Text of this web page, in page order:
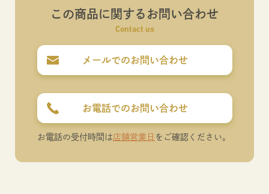
この商品に関するお問い合わせ
Contact us
メールでのお問い合わせ
お電話でのお問い合わせ
お電話の受付時間は店舗営業日 をご確認ください。